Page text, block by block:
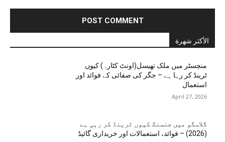
الأكثر شهرة
منچسٹر میں ملک تھیسل(اونٹ کٹارہ) کیوں
ٹرینڈ کر رہا ہے – جگر کی صفائی کے فوائد اور
استعمال
April 27, 2026
گلاسگو میں جنسنگ کیوں ٹرینڈ کر رہی ہے
(2026) – فوائد، استعمالات اور خریداری گائیڈ